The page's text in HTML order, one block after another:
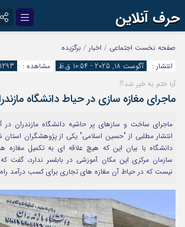
حرف آنلاین
اینستاگرام
آپارات
رمز عبور
مرا به خاطر بسپار
صفحه نخست اجتماعی / اخبار / برگزیده
انتشار :
آگوست 18, 2025 - 10:54 ق.ظ مشاهده :
1293
آیا ختم به خیر شد؟!
ماجرای مغازه سازی در حیاط دانشگاه
ماجرای ساخت و سازهای پر حاشیه دانشگاه مازندران در
انتشار مطلبی از "حسین اسلامی" یکی از پژوهشگران
دانشگاه با بیان این که هیچ علاقه ای به تکمیل مغازه
سازمان مرکزی این مکان آموزشی در بابلسر ندارد،
نیست که در حیاط آن مغازه های تجاری برای کسب درآمد